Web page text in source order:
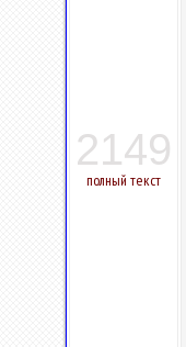
2149
полный текст